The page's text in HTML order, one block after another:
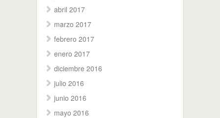
abril 2017
marzo 2017
febrero 2017
enero 2017
diciembre 2016
julio 2016
junio 2016
mayo 2016